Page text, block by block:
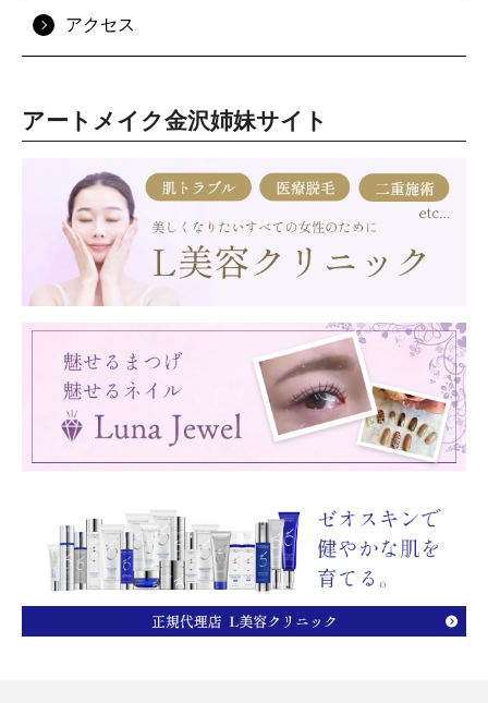
アクセス
アートメイク金沢姉妹サイト